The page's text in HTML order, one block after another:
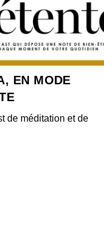
EN MODE
de méditation et de